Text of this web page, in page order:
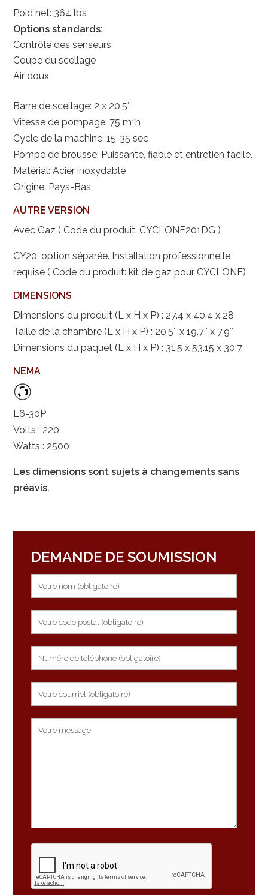
Poid net: 364 lbs
Options standards:
Contrôle des senseurs
Coupe du scellage
Air doux
Barre de scellage: 2 x 20.5″
Vitesse de pompage: 75 m³h
Cycle de la machine: 15-35 sec
Pompe de brousse: Puissante, fiable et entretien facile.
Matérial: Acier inoxydable
Origine: Pays-Bas
AUTRE VERSION
Avec Gaz ( Code du produit: CYCLONE201DG )
CY20, option séparée. Installation professionnelle
requise ( Code du produit: kit de gaz pour CYCLONE)
DIMENSIONS
Dimensions du produit (L x H x P) : 27.4 x 40.4 x 28
Taille de la chambre (L x H x P) : 20.5″ x 19.7″ x 7.9″
Dimensions du paquet (L x H x P) : 31.5 x 53.15 x 30.7
NEMA
L6-30P
Volts : 220
Watts : 2500
Les dimensions sont sujets à changements sans
préavis.
DEMANDE DE SOUMISSION